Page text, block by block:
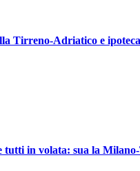
Tirreno-Adriatico e
tutti in volata: sua la